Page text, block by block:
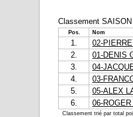
Classement
Pos. Nom
1.
02-
2.
01-DENIS
3.
04-
4.
03-
5.
05-ALEX
6.
06-
Classement trié par total